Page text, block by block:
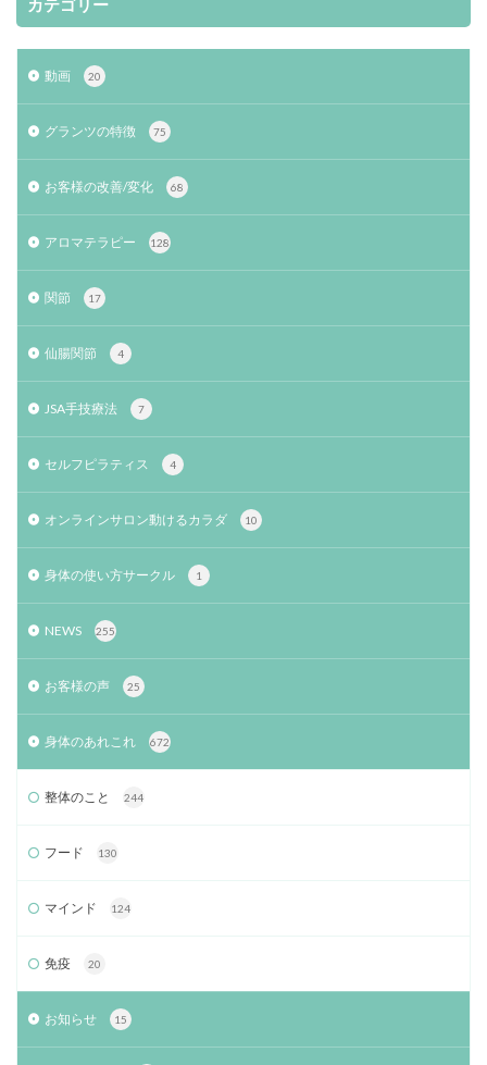
カテゴリー
動画 20
グランツの特徴 75
お客様の改善/変化 68
アロマテラピー 128
関節 17
仙腸関節 4
JSA手技療法 7
セルフピラティス 4
オンラインサロン動けるカラダ 10
身体の使い方サークル 1
NEWS 255
お客様の声 25
身体のあれこれ 672
整体のこと 244
フード 130
マインド 124
免疫 20
お知らせ 15